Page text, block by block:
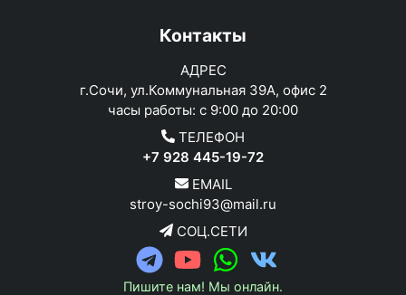
Контакты
АДРЕС
г.Сочи, ул.Коммунальная 39А, офис 2
часы работы: с 9:00 до 20:00
ТЕЛЕФОН
+7 928 445-19-72
EMAIL
stroy-sochi93@mail.ru
СОЦ.СЕТИ
Пишите нам! Мы онлайн.